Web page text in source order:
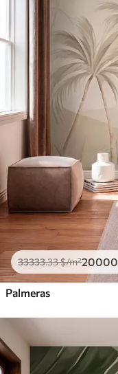
33333.33$/m²20000
Palmeras